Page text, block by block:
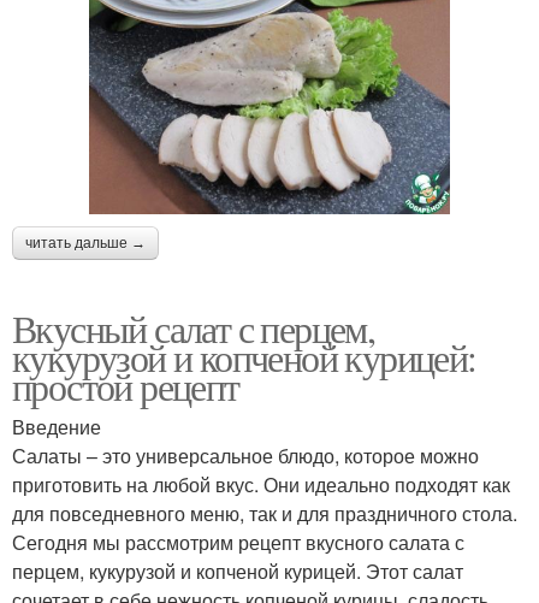
читать дальше →
Вкусный салат с перцем,
кукурузой и копченой курицей:
простой рецепт
Введение
Салаты – это универсальное блюдо, которое можно
приготовить на любой вкус. Они идеально подходят как
для повседневного меню, так и для праздничного стола.
Сегодня мы рассмотрим рецепт вкусного салата с
перцем, кукурузой и копченой курицей. Этот салат